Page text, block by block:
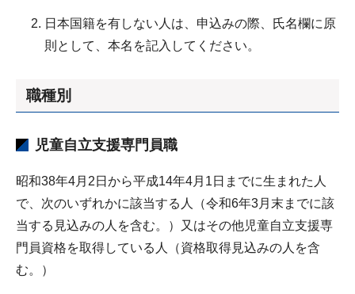
日本国籍を有しない人は、申込みの際、氏名欄に原
則として、本名を記入してください。
職種別
児童自立支援専門員職
昭和38年4月2日から平成14年4月1日までに生まれた人
で、次のいずれかに該当する人（令和6年3月末までに該
当する見込みの人を含む。）又はその他児童自立支援専
門員資格を取得している人（資格取得見込みの人を含
む。）